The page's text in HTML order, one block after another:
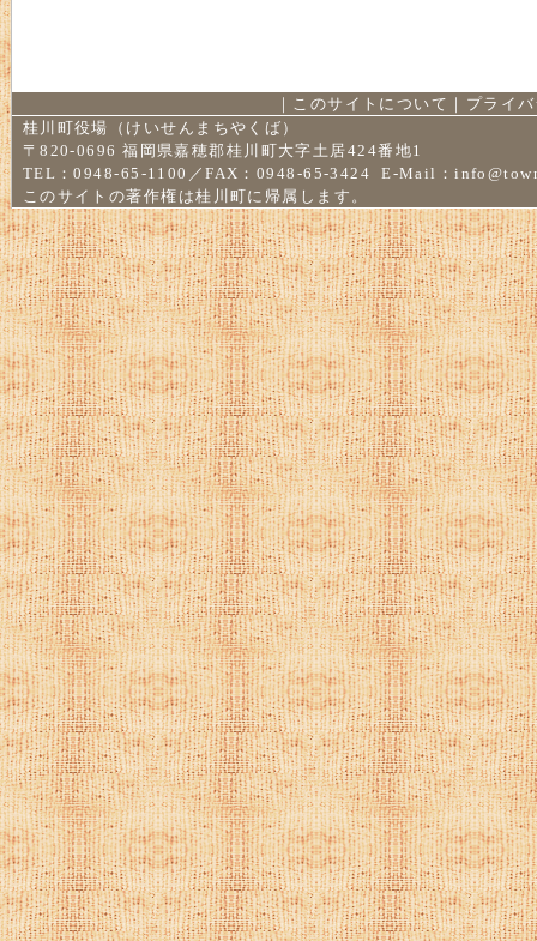
｜ このサイトについて ｜ プライ
桂川町役場（けいせんまちやくば）
〒820-0696 福岡県嘉穂郡桂川町大字土居424番地1
TEL：0948-65-1100／FAX：0948-65-3424 E-Mail：
このサイトの著作権は桂川町に帰属します。